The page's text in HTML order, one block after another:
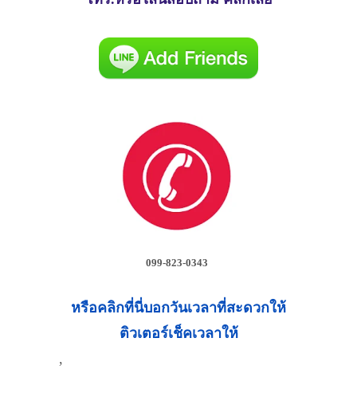
099-823-0343
หรือคลิกที่นี่บอกวันเวลาที่สะดวกให้
ติวเตอร์เช็คเวลาให้
,